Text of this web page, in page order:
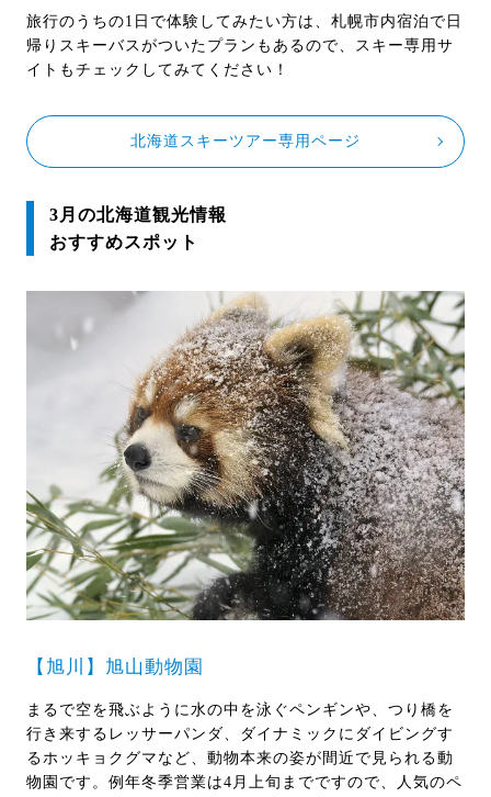
旅行のうちの1日で体験してみたい方は、札幌市内宿泊で日
帰りスキーバスがついたプランもあるので、スキー専用サ
イトもチェックしてみてください！
北海道スキーツアー専用ページ
3月の北海道観光情報
おすすめスポット
【旭川】旭山動物園
まるで空を飛ぶように水の中を泳ぐペンギンや、つり橋を
行き来するレッサーパンダ、ダイナミックにダイビングす
るホッキョクグマなど、動物本来の姿が間近で見られる動
物園です。例年冬季営業は4月上旬までですので、人気のペ